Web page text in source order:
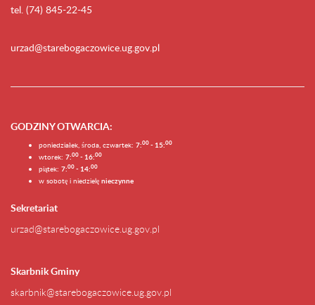
tel. (74) 845-22-45
urzad@starebogaczowice.ug.gov.pl
GODZINY OTWARCIA:
poniedziałek, środa, czwartek: 7:00 - 15:00
wtorek: 7:00 - 16:00
piątek: 7:00 - 14:00
w sobotę i niedzielę nieczynne
Sekretariat
urzad@starebogaczowice.ug.gov.pl
Skarbnik Gminy
skarbnik@starebogaczowice.ug.gov.pl